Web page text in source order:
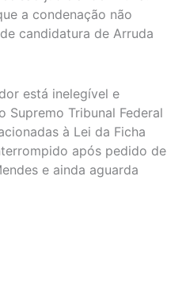
a condenação não
candidatura de Arruda
está inelegível e
Supremo Tribunal Federal
à Lei da Ficha
após pedido de
e ainda aguarda